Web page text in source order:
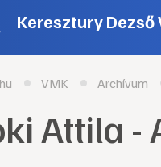
Keresztury
VMK Archívum
Attila -